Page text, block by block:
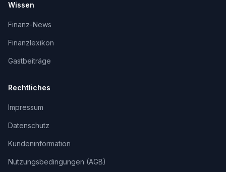
Wissen
Finanz-News
Finanzlexikon
Gastbeiträge
Rechtliches
Impressum
Datenschutz
Kundeninformation
Nutzungsbedingungen (AGB)